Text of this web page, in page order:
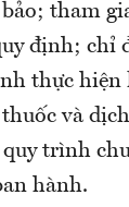
tham
định; chỉ
thực hiện
và
trình
hành.